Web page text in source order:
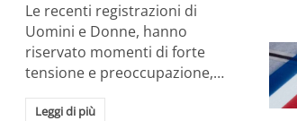
Le recenti registrazioni di
Uomini e Donne, hanno
riservato momenti di forte
tensione e preoccupazione,…
Leggi di più